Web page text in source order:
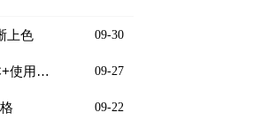
09-30
上色
09-27
三位数美金
09-22